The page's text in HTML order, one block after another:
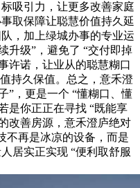
吸引力，让更多改善家庭
取保障让聪慧价值持久延
，加上绿城办事的专业运
升级”，避免了 “交付即掉
许诺，让业从的聪慧糊口
持久保值。总之，意禾澄
”，更是一个 “懂糊口、懂
是你正正在寻找 “既能享
改善房源，意禾澄庐绝对
再是冰凉的设备，而是
居实正实现 “便利取舒服